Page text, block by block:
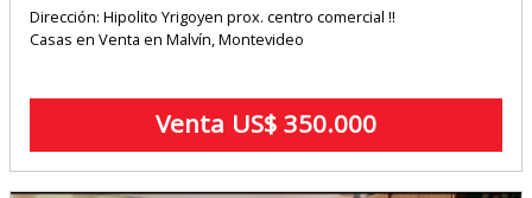
Dirección: Hipolito Yrigoyen prox. centro comercial !!
Casas en Venta en Malvín, Montevideo
Venta US$ 350.000